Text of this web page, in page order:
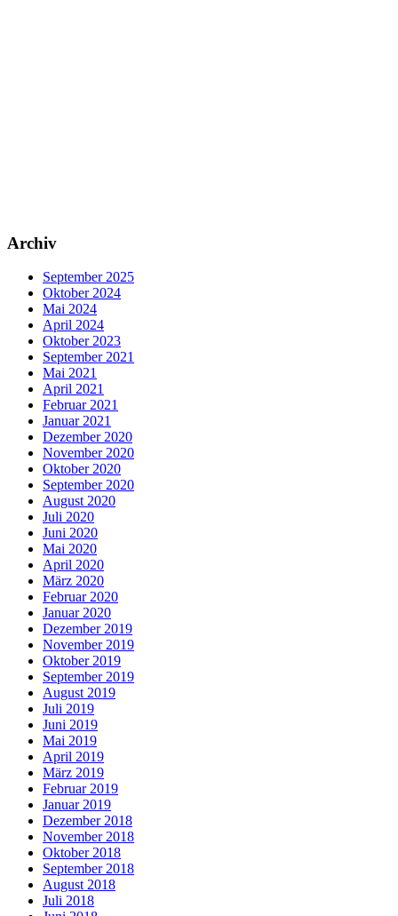
Archiv
September 2025
Oktober 2024
Mai 2024
April 2024
Oktober 2023
September 2021
Mai 2021
April 2021
Februar 2021
Januar 2021
Dezember 2020
November 2020
Oktober 2020
September 2020
August 2020
Juli 2020
Juni 2020
Mai 2020
April 2020
März 2020
Februar 2020
Januar 2020
Dezember 2019
November 2019
Oktober 2019
September 2019
August 2019
Juli 2019
Juni 2019
Mai 2019
April 2019
März 2019
Februar 2019
Januar 2019
Dezember 2018
November 2018
Oktober 2018
September 2018
August 2018
Juli 2018